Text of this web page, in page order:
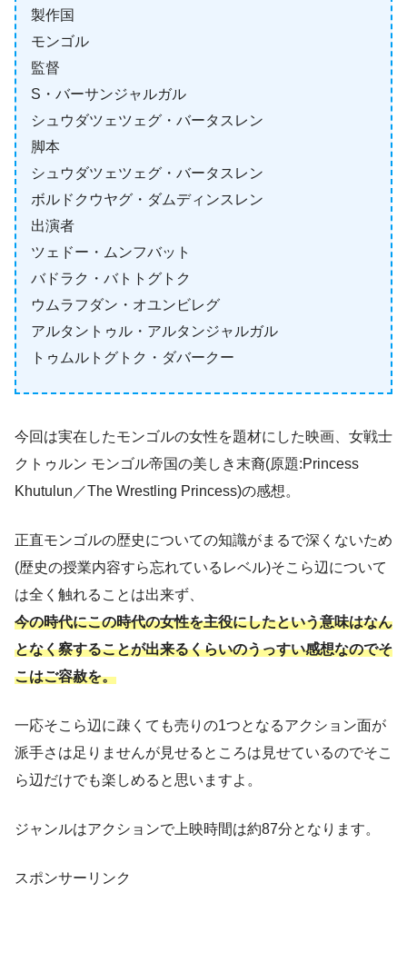
製作国
モンゴル
監督
S・バーサンジャルガル
シュウダツェツェグ・バータスレン
脚本
シュウダツェツェグ・バータスレン
ボルドクウヤグ・ダムディンスレン
出演者
ツェドー・ムンフバット
バドラク・バトトグトク
ウムラフダン・オユンビレグ
アルタントゥル・アルタンジャルガル
トゥムルトグトク・ダバークー
今回は実在したモンゴルの女性を題材にした映画、女戦士
クトゥルン モンゴル帝国の美しき末裔(原題:Princess
Khutulun／The Wrestling Princess)の感想。
正直モンゴルの歴史についての知識がまるで深くないため
(歴史の授業内容すら忘れているレベル)そこら辺について
は全く触れることは出来ず、
今の時代にこの時代の女性を主役にしたという意味はなん
となく察することが出来るくらいのうっすい感想なのでそ
こはご容赦を。
一応そこら辺に疎くても売りの1つとなるアクション面が
派手さは足りませんが見せるところは見せているのでそこ
ら辺だけでも楽しめると思いますよ。
ジャンルはアクションで上映時間は約87分となります。
スポンサーリンク